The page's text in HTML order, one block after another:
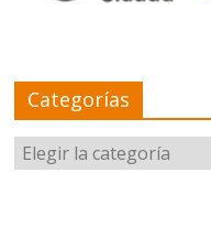
Categorías
Categorías